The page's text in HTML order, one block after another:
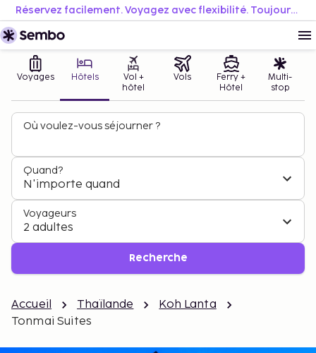
Réservez facilement. Voyagez avec flexibilité. Toujours au meilleur prix.
Voyages Hôtels
Vol +
hôtel
Vols
Ferry +
Hôtel
Multi-
stop
Où voulez-vous séjourner ?
Quand?
N'importe quand
Voyageurs
2 adultes
Recherche
Accueil Thaïlande
Koh Lanta
Tonmai Suites